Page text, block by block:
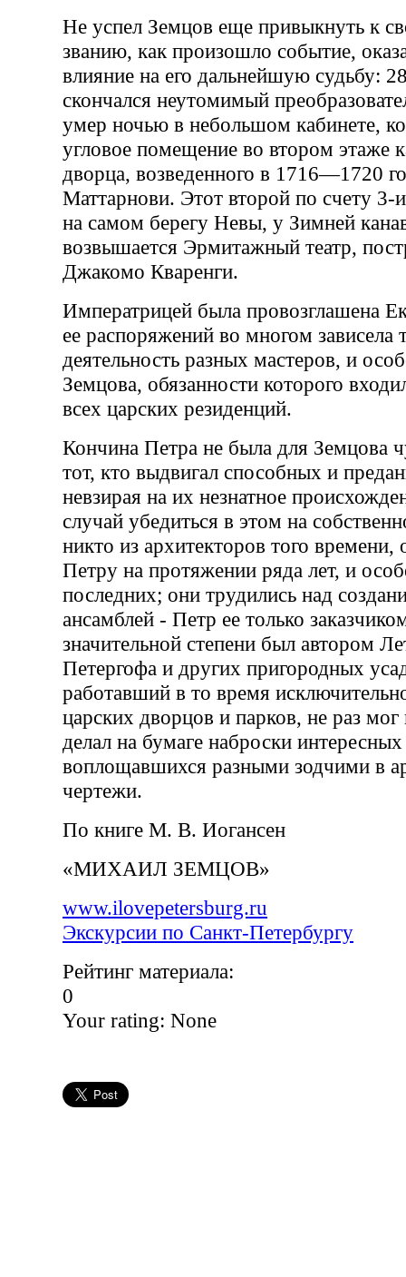
Не успел Земцов еще привыкнуть к
званию, как произошло событие,
влияние на его дальнейшую судьбу:
скончался неутомимый
умер ночью в небольшом кабинете,
угловое помещение во втором этаже
дворца, возведенного в 1716—1720
Маттарнови. Этот второй по счету 3-
на самом берегу Невы, у Зимней
возвышается Эрмитажный театр,
Джакомо Кваренги.
Императрицей была провозглашена
ее распоряжений во многом зависела
деятельность разных мастеров, и
Земцова, обязанности которого
всех царских резиденций.
Кончина Петра не была для Земцова
тот, кто выдвигал способных и
невзирая на их незнатное
случай убедиться в этом на
никто из архитекторов того времени,
Петру на протяжении ряда лет, и
последних; они трудились над
ансамблей - Петр ее только
значительной степени был автором
Петергофа и других пригородных
работавший в то время
царских дворцов и парков, не раз мог
делал на бумаге наброски
воплощавшихся разными зодчими в
чертежи.
По книге М. В. Иогансен
«МИХАИЛ ЗЕМЦОВ»
www.ilovepetersburg.ru
Экскурсии по Санкт-Петербургу
Рейтинг материала:
0
Your rating: None